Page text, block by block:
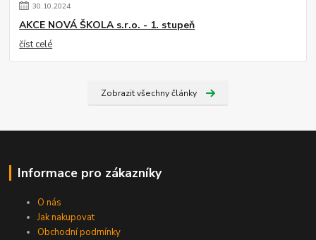
30.10.2024
AKCE NOVÁ ŠKOLA s.r.o. - 1. stupeň
číst celé
Zobrazit všechny články
Informace pro zákazníky
O nás
Jak nakupovat
Obchodní podmínky